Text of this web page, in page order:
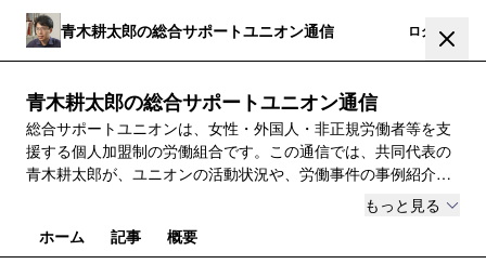
青木耕太郎の総合サポートユニオン通信 ログイン
青木耕太郎の総合サポートユニオン通信
総合サポートユニオンは、女性・外国人・非正規労働者等を支
援する個人加盟制の労働組合です。この通信では、共同代表の
青木耕太郎が、ユニオンの活動状況や、労働事件の事例紹介及
び背景分析、労働運動の戦略・ビジョンについて配信します。
もっと見る
ホーム
記事 概要